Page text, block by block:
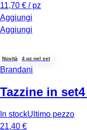
11,70 € / pz
Aggiungi
Aggiungi
Novità 4 pz nel set
Brandani
Tazzine in set
In stockUltimo pezzo
21,40 €